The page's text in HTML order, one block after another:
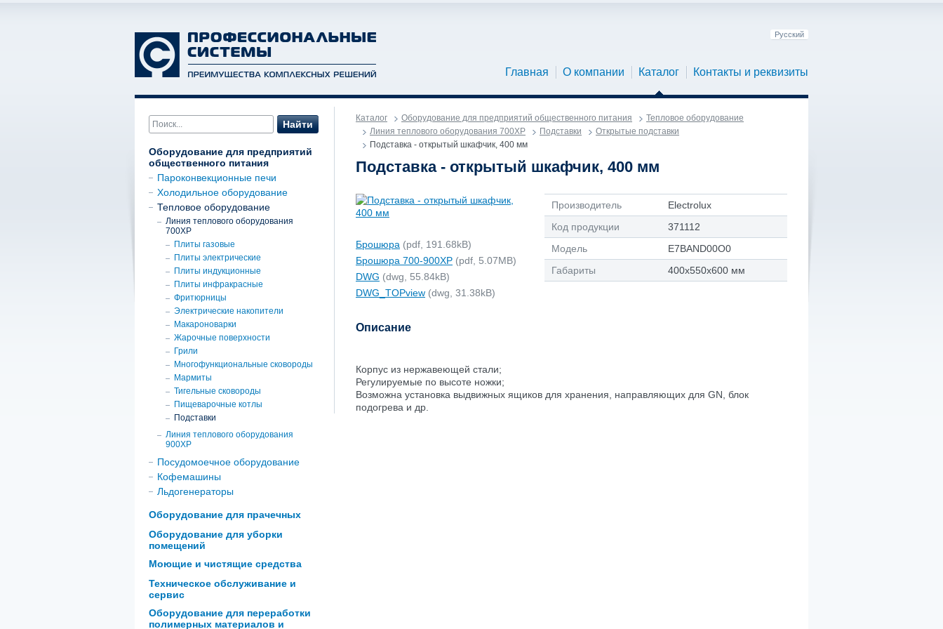
Русский
Главная О компании Каталог Контакты и реквизиты
Найти
Оборудование для предприятий
общественного питания
Пароконвекционные печи
Холодильное оборудование
Тепловое оборудование
Линия теплового оборудования
700XP
Плиты газовые
Плиты электрические
Плиты индукционные
Плиты инфракрасные
Фритюрницы
Электрические накопители
Макароноварки
Жарочные поверхности
Грили
Многофункциональные сковороды
Мармиты
Тигельные сковороды
Пищеварочные котлы
Подставки
Линия теплового оборудования
900ХР
Посудомоечное оборудование
Кофемашины
Льдогенераторы
Оборудование для прачечных
Оборудование для уборки
помещений
Моющие и чистящие средства
Техническое обслуживание и
сервис
Оборудование для переработки
полимерных материалов и
Каталог Оборудование для предприятий общественного питания
Тепловое оборудование
Линия теплового оборудования 700XP
Подставки
Открытые подставки
Подставка - открытый шкафчик, 400 мм
Подставка - открытый шкафчик, 400 мм
Брошюра (pdf, 191.68kB)
Брошюра 700-900ХР (pdf, 5.07MB)
DWG (dwg, 55.84kB)
DWG_TOPview (dwg, 31.38kB)
Производитель
Electrolux
Код продукции
371112
Модель
E7BAND00O0
Габариты
400х550х600 мм
Описание
Корпус из нержавеющей стали;
Регулируемые по высоте ножки;
Возможна установка выдвижных ящиков для хранения, направляющих для GN, блок
подогрева и др.